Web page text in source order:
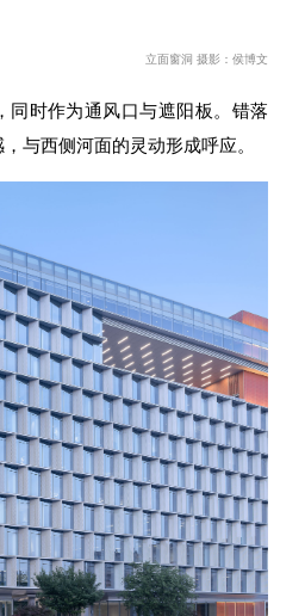
立面窗洞 摄影：侯博文
同时作为通风口与遮阳板。错落
与西侧河面的灵动形成呼应。